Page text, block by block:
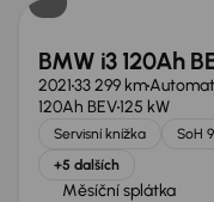
BMW i3 120Ah
202133 299 kmAutomat
120Ah BEV125 kW
Servisní knížka SoH
+5 dalších
Měsíční splátka